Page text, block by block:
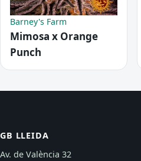
Barney's Farm
Mimosa x Orange
Punch
GB LLEIDA
Av. de València 32